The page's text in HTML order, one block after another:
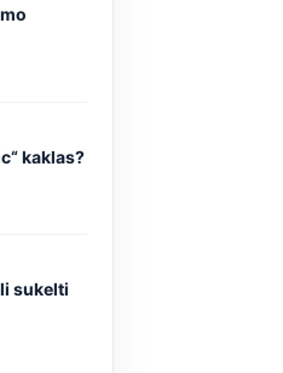
kaklas?
sukelti